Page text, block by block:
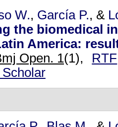
W., García P., &
the biomedical
America:
Open. 1(1),
RTF